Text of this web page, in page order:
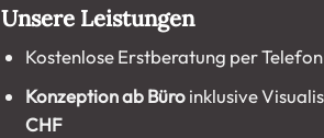
Unsere Leistungen
Kostenlose Erstberatung per
Konzeption ab Büroinklusive
CHF